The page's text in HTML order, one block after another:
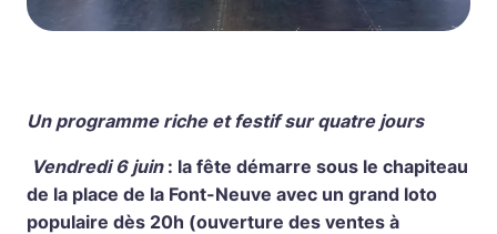
Un programme riche et festif sur quatre jours
Vendredi 6 juin: la fête démarre sous le chapiteau
de la place de la Font-Neuve avec un grand loto
populaire dès 20h (ouverture des ventes à